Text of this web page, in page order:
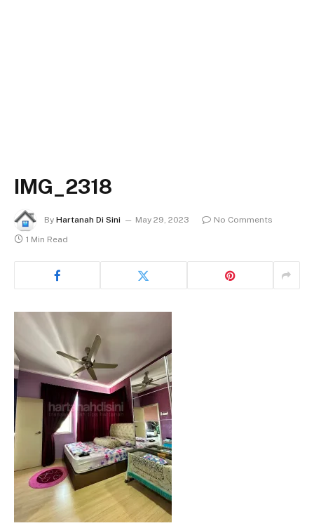
IMG_2318
By Hartanah Di Sini May 29, 2023
No Comments
1 Min Read